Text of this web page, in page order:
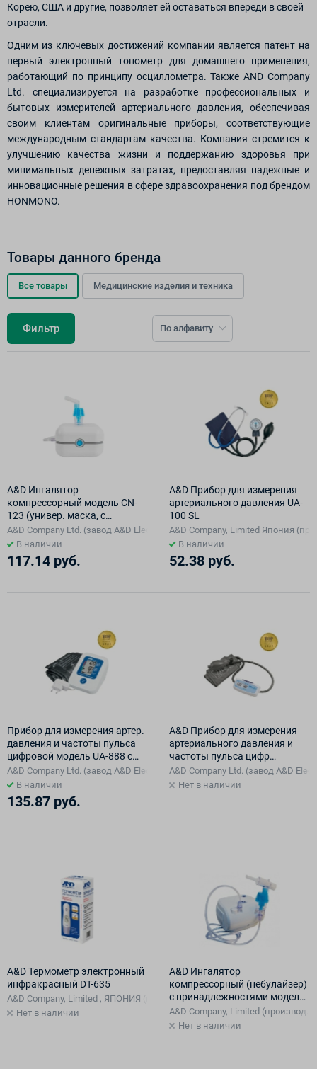
Корею, США и другие, позволяет ей оставаться впереди в своей
отрасли.
Одним из ключевых достижений компании является патент на
первый электронный тонометр для домашнего применения,
работающий по принципу осциллометра. Также AND Company
Ltd. специализируется на разработке профессиональных и
бытовых измерителей артериального давления, обеспечивая
своим клиентам оригинальные приборы, соответствующие
международным стандартам качества. Компания стремится к
улучшению качества жизни и поддержанию здоровья при
минимальных денежных затратах, предоставляя надежные и
инновационные решения в сфере здравоохранения под брендом
HONMONO.
Товары данного бренда
Все товары Медицинские изделия и техника
Фильтр По алфавиту
A&D Ингалятор
компрессорный модель CN-
123 (универ. маска, с
насадками для носа и рта)
A&D Company Ltd. (завод A&D Electronics (Shenzhen) Co.. Ltd. в Китае)
В наличии
117.14 руб.
A&D Прибор для измерения
артериального давления UA-
100 SL
A&D Company, Limited Япония
В наличии
52.38 руб.
Прибор для измерения артер.
давления и частоты пульса
цифровой модель UA-888 c
адаптер (A&D)
A&D Company Ltd. (завод A&D Electronics (Shenzhen) Co.. Ltd. в Китае)
В наличии
135.87 руб.
A&D Прибор для измерения
артериального давления и
частоты пульса цифр
(полуавтоматический) A&D
UA-604 (манжета 22-33см)
A&D Company Ltd. (завод A&D
Нет в наличии
A&D Термометр электронный
инфракрасный DT-635
A&D Company, Limited , ЯПОНИЯ (производственная площадка:
Нет в наличии
A&D Ингалятор
компрессорный (небулайзер)
с принадлежностями модель
CN-233 A&D
A&D Company, Limited (производ.
Нет в наличии